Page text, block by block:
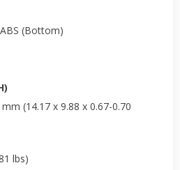
(Bottom)
(14.17 x 9.88 x 0.67-0.70
lbs)